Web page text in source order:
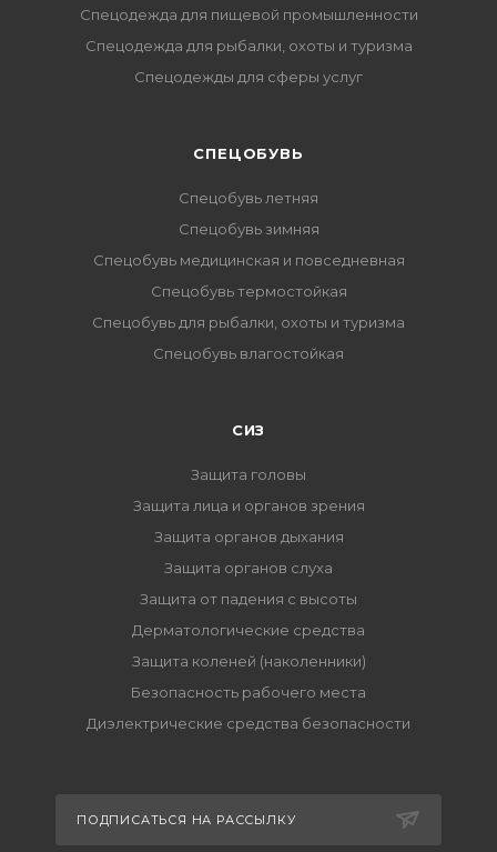
Спецодежда для пищевой промышленности
Спецодежда для рыбалки, охоты и туризма
Спецодежды для сферы услуг
CПЕЦОБУВЬ
Спецобувь летняя
Спецобувь зимняя
Спецобувь медицинская и повседневная
Спецобувь термостойкая
Спецобувь для рыбалки, охоты и туризма
Спецобувь влагостойкая
СИЗ
Защита головы
Защита лица и органов зрения
Защита органов дыхания
Защита органов слуха
Защита от падения с высоты
Дерматологические средства
Защита коленей (наколенники)
Безопасность рабочего места
Диэлектрические средства безопасности
ПОДПИСАТЬСЯ НА РАССЫЛКУ